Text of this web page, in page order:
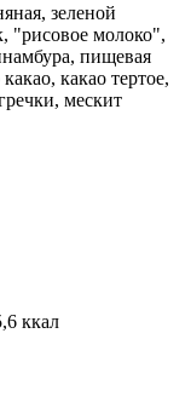
зеленой
"рисовое молоко",
пищевая
какао тертое,
мескит
ккал